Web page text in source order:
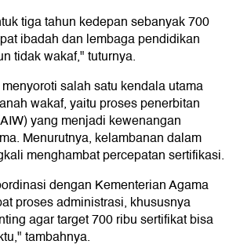
tiga tahun kedepan sebanyak 700
ibadah dan lembaga pendidikan
tidak wakaf," tuturnya.
salah satu kendala utama
wakaf, yaitu proses penerbitan
yang menjadi kewenangan
Menurutnya, kelambanan dalam
menghambat percepatan sertifikasi.
dengan Kementerian Agama
proses administrasi, khususnya
agar target 700 ribu sertifikat bisa
tambahnya.